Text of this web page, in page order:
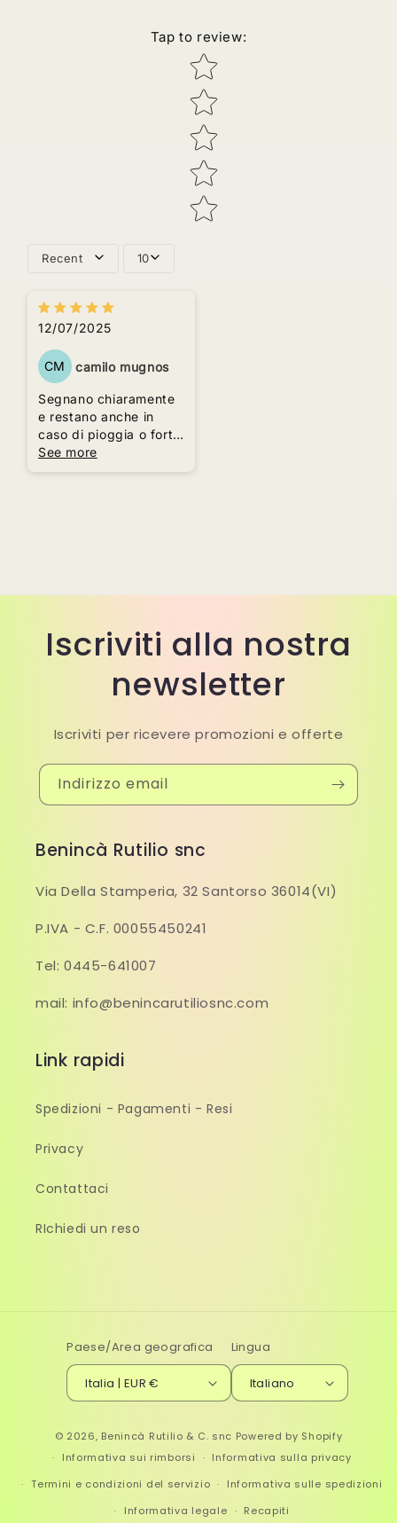
Tap to review:
Star rating
Recent 10
12/07/2025
CM camilo mugnos
Segnano chiaramente
e restano anche in
caso di pioggia o forte
umidità.
See more
Iscriviti alla nostra
newsletter
Iscriviti per ricevere promozioni e offerte
Indirizzo email
Benincà Rutilio snc
Via Della Stamperia, 32 Santorso 36014(VI)
P.IVA - C.F. 00055450241
Tel: 0445-641007
mail: info@benincarutiliosnc.com
Link rapidi
Spedizioni - Pagamenti - Resi
Privacy
Contattaci
RIchiedi un reso
Paese/Area geografica
Italia | EUR €
Lingua
Italiano
© 2026, Benincà Rutilio & C. snc Powered by Shopify
Informativa sui rimborsi
Informativa sulla privacy
Termini e condizioni del servizio
Informativa sulle spedizioni
Informativa legale
Recapiti